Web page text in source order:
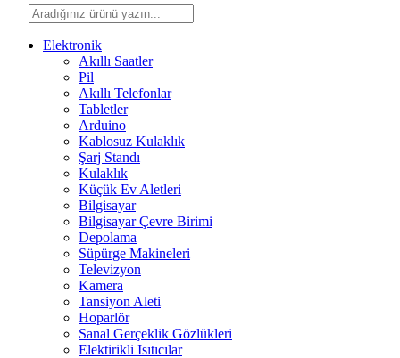
Elektronik
Akıllı Saatler
Pil
Akıllı Telefonlar
Tabletler
Arduino
Kablosuz Kulaklık
Şarj Standı
Kulaklık
Küçük Ev Aletleri
Bilgisayar
Bilgisayar Çevre Birimi
Depolama
Süpürge Makineleri
Televizyon
Kamera
Tansiyon Aleti
Hoparlör
Sanal Gerçeklik Gözlükleri
Elektirikli Isıtıcılar